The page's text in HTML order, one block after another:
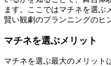
ます。ここではマチネを選ぶ
賢い観劇のプランニングのヒ
マチネを選ぶメリット
マチネを選ぶ最大のメリット